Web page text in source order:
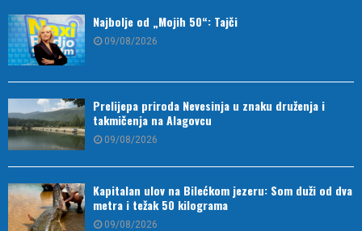
Najbolje od „Mojih 50“: Tajči
09/08/2026
Prelijepa priroda Nevesinja u znaku druženja i
takmičenja na Alagovcu
09/08/2026
Kapitalan ulov na Bilećkom jezeru: Som duži od dva
metra i težak 50 kilograma
09/08/2026